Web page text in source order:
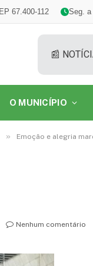
67.400-112 Seg.
📰
O MUNICÍPIO
» Emoção e alegria
Nenhum comentário